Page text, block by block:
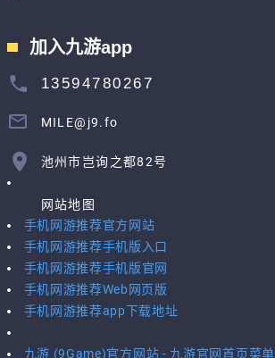
加入九游app
13594780267
MILE@j9.fo
池州市岂询之都82号
网站地图
手机网游推荐官方网站
手机网游推荐手机版入口
手机网游推荐手机版官网
手机网游推荐Web网页版
手机网游推荐app下载地址
九游 (9Game)官方网站 - 九游官网首页菜单